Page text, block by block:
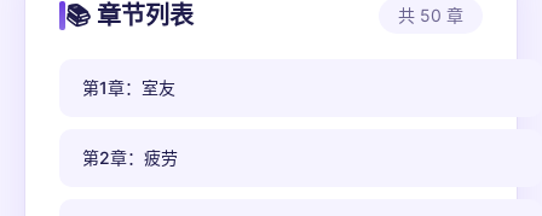
📚 章节列表 共 50 章
第1章：室友
第2章：疲劳